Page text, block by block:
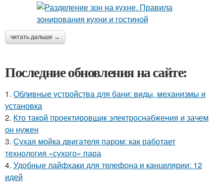
читать дальше →
Последние обновления на сайте:
1. Обливные устройства для бани: виды, механизмы и
установка
2. Кто такой проектировщик электроснабжения и зачем
он нужен
3. Сухая мойка двигателя паром: как работает
технология «сухого» пара
4. Удобные лайфхаки для телефона и канцелярии: 12
идей